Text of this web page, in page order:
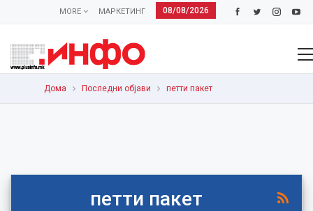
08/08/2026
МАРКЕТИНГ
MORE
Дома Последни објави петти пакет
петти пакет